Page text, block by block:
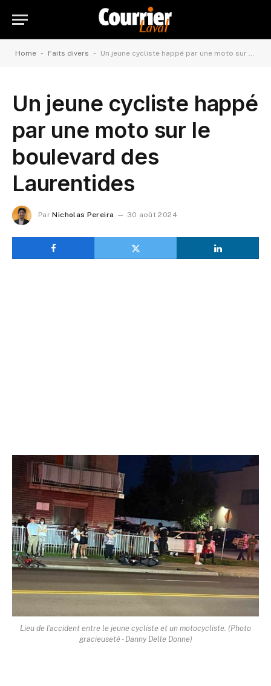
Home - Faits divers - Un jeune cycliste happé par une moto sur le boulevard des Laurentides
Un jeune cycliste happé
par une moto sur le
boulevard des
Laurentides
Par Nicholas Pereira 30 août 2024
Lieu de l'accident entre le jeune cycliste et un motocycliste. (Photo
gracieuseté - Danny Delle Donne)